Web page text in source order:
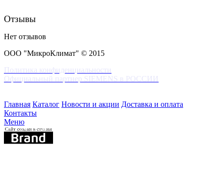
Отзывы
Нет отзывов
ООО "МикроКлимат" © 2015
Политика конфиденциальности
Официальный партнер SIEMENS в РОССИИ
Главная Каталог Новости и акции Доставка и оплата
Контакты
Меню